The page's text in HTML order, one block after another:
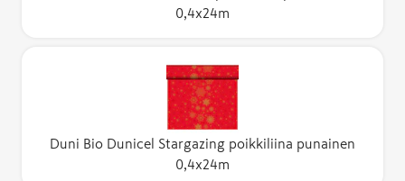
0,4x24m
Duni Bio Dunicel Stargazing poikkiliina punainen
0,4x24m